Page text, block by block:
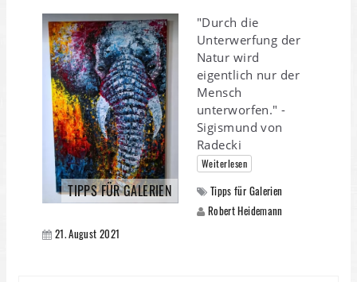
TIPPS FÜR GALERIEN
"Durch die
Unterwerfung der
Natur wird
eigentlich nur der
Mensch
unterworfen." -
Sigismund von
Radecki
Weiterlesen
Tipps für Galerien
Robert Heidemann
21. August 2021